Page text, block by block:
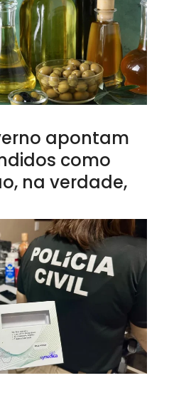
apontam
como
na verdade,